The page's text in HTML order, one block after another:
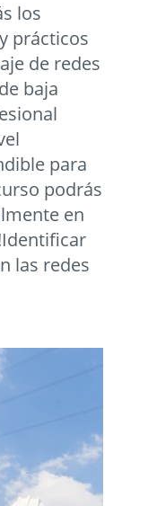
los
prácticos
de redes
baja
para
podrás
en
las redes